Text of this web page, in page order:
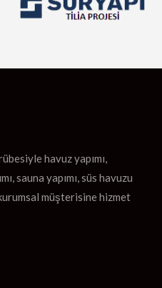
havuz yapımı,
sauna yapımı, süs havuzu
müşterisine hizmet